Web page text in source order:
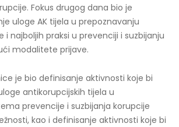
Fokus drugog dana bio je
uloge AK tijela u prepoznavanju
i najboljih praksi u prevenciji i suzbijanju
modalitete prijave.
je bio definisanje aktivnosti koje bi
antikorupcijskih tijela u
prevencije i suzbijanja korupcije
kao i definisanje aktivnosti koje bi